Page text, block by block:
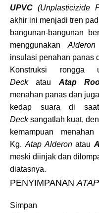
UPVC (Unplasticizide
akhir ini menjadi tren
bangunan-bangunan
menggunakan
insulasi penahan panas
Konstruksi
Deckatau Atap
menahan panas dan juga
kedap suara di
Decksangatlah kuat,
kemampuan
Kg. Atap Alderonatau
meski diinjak dan
diatasnya.
PENYIMPANAN
Simpan